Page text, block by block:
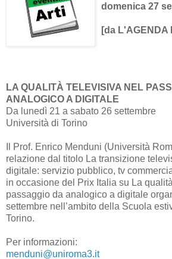
domenica 27
[da L'AGENDA
LA QUALITÀ TELEVISIVA NEL
ANALOGICO A DIGITALE
Da lunedì 21 a sabato 26 settembre
Università di Torino
Il Prof. Enrico Menduni (Università
relazione dal titolo La transizione
digitale: servizio pubblico, tv
in occasione del Prix Italia su La
passaggio da analogico a digitale
settembre nell’ambito della Scuola
Torino.
Per informazioni:
menduni@uniroma3.it